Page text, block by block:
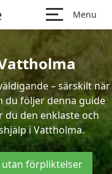
Menu
– särskilt när
du följer denna guide
den enklaste och
i Vattholma.
utan förpliktelser